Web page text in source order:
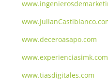
www.deceroasapo.com
www.experienciasimk.com
www.tiasdigitales.com